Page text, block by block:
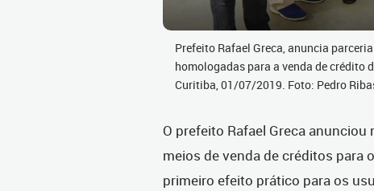
Prefeito Rafael Greca, anuncia
homologadas para a venda de crédito
Curitiba, 01/07/2019. Foto: Pedro
O prefeito Rafael Greca
meios de venda de créditos para
primeiro efeito prático para os